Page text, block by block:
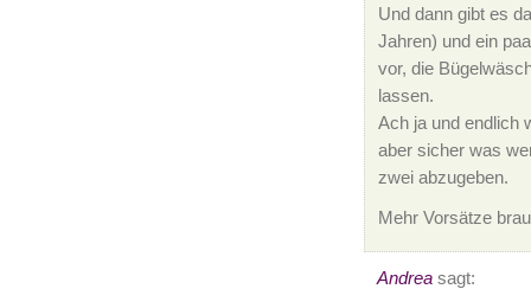
Und dann gibt es
Jahren) und ein
vor, die
lassen.
Ach ja und endlich
aber sicher was
zwei abzugeben.
Mehr Vorsätze
Andreasagt: